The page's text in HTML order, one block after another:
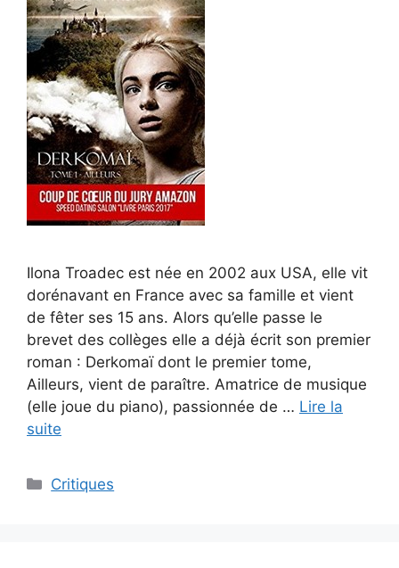
Ilona Troadec est née en 2002 aux USA, elle vit
dorénavant en France avec sa famille et vient
de fêter ses 15 ans. Alors qu’elle passe le
brevet des collèges elle a déjà écrit son premier
roman : Derkomaï dont le premier tome,
Ailleurs, vient de paraître. Amatrice de musique
(elle joue du piano), passionnée de … Lire la
suite
Critiques